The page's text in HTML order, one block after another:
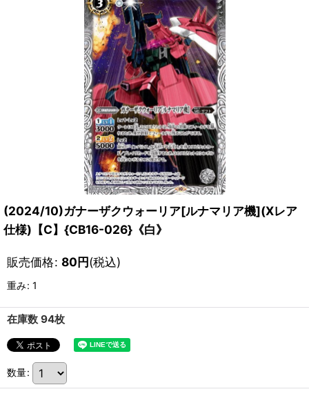
(2024/10)ガナーザクウォーリア[ルナマリア機](Xレア
仕様)【C】{CB16-026}《白》
販売価格: 80円(税込)
重み: 1
在庫数 94枚
数量: